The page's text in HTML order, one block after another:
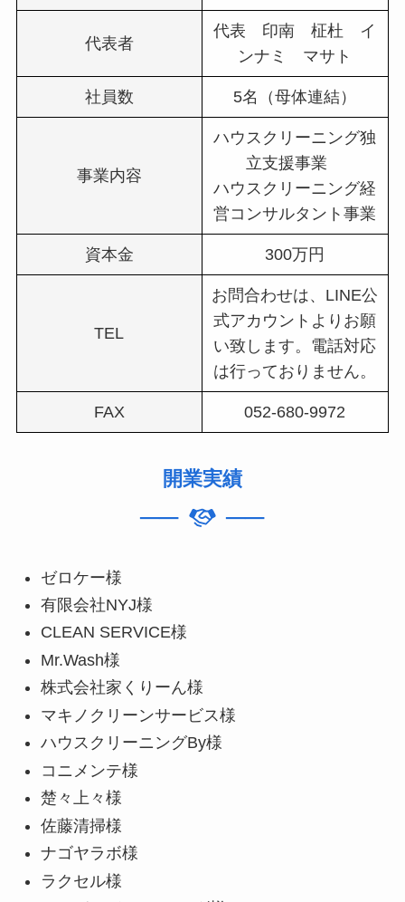
代表者
代表 印南 柾杜 イ
ンナミ マサト
社員数 5名（母体連結）
事業内容
ハウスクリーニング独
立支援事業
ハウスクリーニング経
営コンサルタント事業
資本金 300万円
TEL
お問合わせは、LINE公
式アカウントよりお願
い致します。電話対応
は行っておりません。
FAX 052-680-9972
開業実績
── ──
ゼロケー様
有限会社NYJ様
CLEAN SERVICE様
Mr.Wash様
株式会社家くりーん様
マキノクリーンサービス様
ハウスクリーニングBy様
コニメンテ様
楚々上々様
佐藤清掃様
ナゴヤラボ様
ラクセル様